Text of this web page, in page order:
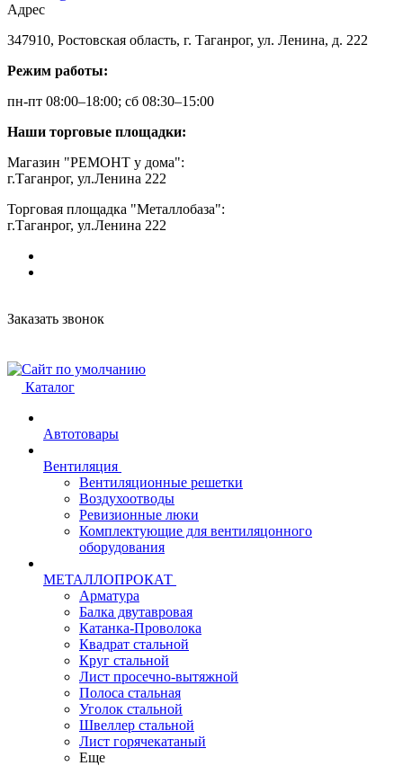
Адрес
347910, Ростовская область, г. Таганрог, ул. Ленина, д. 222
Режим работы:
пн-пт 08:00–18:00; сб 08:30–15:00
Наши торговые площадки:
Магазин "РЕМОНТ у дома":
г.Таганрог, ул.Ленина 222
Торговая площадка "Металлобаза":
г.Таганрог, ул.Ленина 222
Заказать звонок
Каталог
Автотовары
Вентиляция
Вентиляционные решетки
Воздухоотводы
Ревизионные люки
Комплектующие для вентиляцонного
оборудования
МЕТАЛЛОПРОКАТ
Арматура
Балка двутавровая
Катанка-Проволока
Квадрат стальной
Круг стальной
Лист просечно-вытяжной
Полоса стальная
Уголок стальной
Швеллер стальной
Лист горячекатаный
Еще